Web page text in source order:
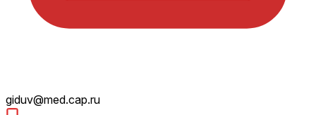
giduv@med.cap.ru